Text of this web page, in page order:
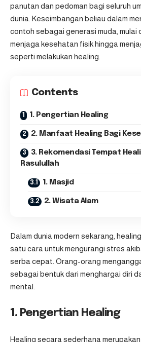
panutan dan pedoman bagi seluruh
dunia. Keseimbangan beliau dalam
contoh sebagai generasi muda, mulai
menjaga kesehatan fisik hingga
seperti melakukan healing.
Contents
1. Pengertian Healing
2. Manfaat Healing Bagi
3. Rekomendasi Tempat
Rasulullah
1. Masjid
2. Wisata Alam
Dalam dunia modern sekarang, healing
satu cara untuk mengurangi stres
serba cepat. Orang-orang
sebagai bentuk dari menghargai diri
mental.
1. Pengertian Healing
Healing secara sederhana